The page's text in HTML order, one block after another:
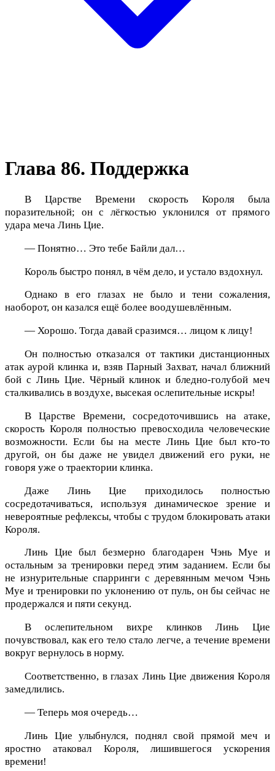
Глава 86. Поддержка
В Царстве Времени скорость Короля была
поразительной; он с лёгкостью уклонился от прямого
удара меча Линь Цие.
— Понятно… Это тебе Байли дал…
Король быстро понял, в чём дело, и устало вздохнул.
Однако в его глазах не было и тени сожаления,
наоборот, он казался ещё более воодушевлённым.
— Хорошо. Тогда давай сразимся… лицом к лицу!
Он полностью отказался от тактики дистанционных
атак аурой клинка и, взяв Парный Захват, начал ближний
бой с Линь Цие. Чёрный клинок и бледно-голубой меч
сталкивались в воздухе, высекая ослепительные искры!
В Царстве Времени, сосредоточившись на атаке,
скорость Короля полностью превосходила человеческие
возможности. Если бы на месте Линь Цие был кто-то
другой, он бы даже не увидел движений его руки, не
говоря уже о траектории клинка.
Даже Линь Цие приходилось полностью
сосредотачиваться, используя динамическое зрение и
невероятные рефлексы, чтобы с трудом блокировать атаки
Короля.
Линь Цие был безмерно благодарен Чэнь Муе и
остальным за тренировки перед этим заданием. Если бы
не изнурительные спарринги с деревянным мечом Чэнь
Муе и тренировки по уклонению от пуль, он бы сейчас не
продержался и пяти секунд.
В ослепительном вихре клинков Линь Цие
почувствовал, как его тело стало легче, а течение времени
вокруг вернулось в норму.
Соответственно, в глазах Линь Цие движения Короля
замедлились.
— Теперь моя очередь…
Линь Цие улыбнулся, поднял свой прямой меч и
яростно атаковал Короля, лишившегося ускорения
времени!